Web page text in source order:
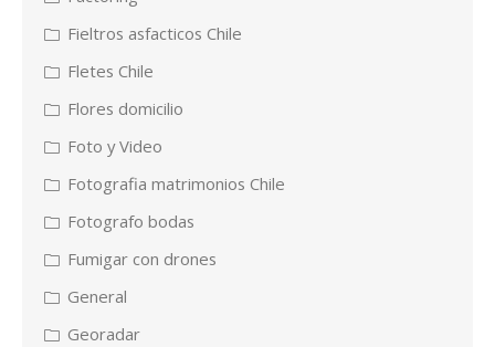
Fieltros asfacticos Chile
Fletes Chile
Flores domicilio
Foto y Video
Fotografia matrimonios Chile
Fotografo bodas
Fumigar con drones
General
Georadar